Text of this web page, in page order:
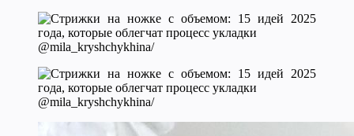
@mila_kryshchykhina/
@mila_kryshchykhina/